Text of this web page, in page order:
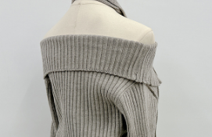
menggunakan bil syarikat ini.
2. Berdasarkan tujuan kontrak persetujuan
"Pembayaran Ansuran Gogo", kedai akan
anda (termasuk nama, telefon atau alamat)
pengumpulan, pemprosesan dan
semakan dan pembetulan data yang
Taiwan Mobile.
3. Sila baca syarat perkhidmatan pengguna
pautan berikut: https://oppay.tw/userRule